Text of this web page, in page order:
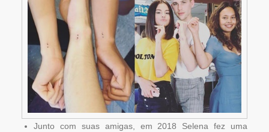
Junto com suas amigas, em 2018 Selena fez uma